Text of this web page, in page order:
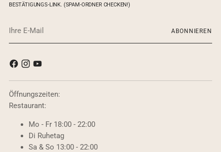
BESTÄTIGUNGS-LINK. (SPAM-ORDNER CHECKEN!)
E-
Mail
ABONNIEREN
Öffnungszeiten:
Restaurant:
Mo - Fr 18:00 - 22:00
Di Ruhetag
Sa & So 13:00 - 22:00